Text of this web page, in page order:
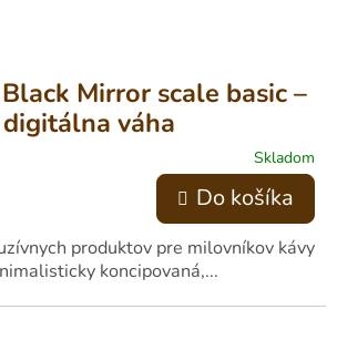
Mirror scale basic –
digitálna váha
Skladom
Do košíka
produktov pre milovníkov kávy
koncipovaná,...